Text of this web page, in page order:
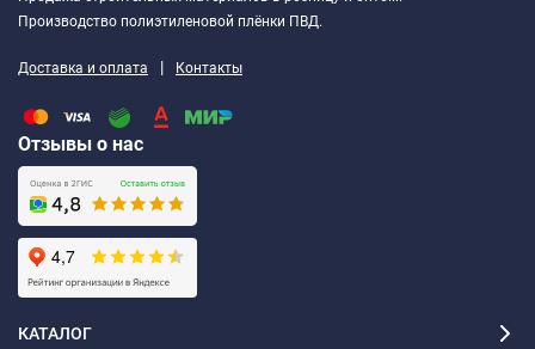
Производство полиэтиленовой плёнки ПВД.
Доставка и оплата | Контакты
Отзывы о нас
КАТАЛОГ